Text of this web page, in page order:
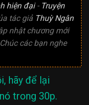
hiện đại- Truyện
tác giả Thuỳ Ngân
nhật chương mới
các bạn nghe
hãy để lại
trong 30p.